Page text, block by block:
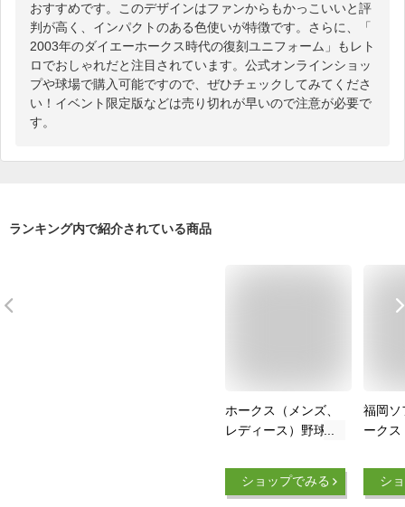
おすすめです。このデザインはファンからもかっこいいと評
判が高く、インパクトのある色使いが特徴です。さらに、「
2003年のダイエーホークス時代の復刻ユニフォーム」もレト
ロでおしゃれだと注目されています。公式オンラインショッ
プや球場で購入可能ですので、ぜひチェックしてみてくださ
い！イベント限定版などは売り切れが早いので注意が必要で
す。
ランキング内で紹介されている商品
ホークス（メンズ、
レディース）野球 レ
福岡ソフトバンクホ
ークス
ショップでみる
福岡ソ
ークス
2025
周年
シ